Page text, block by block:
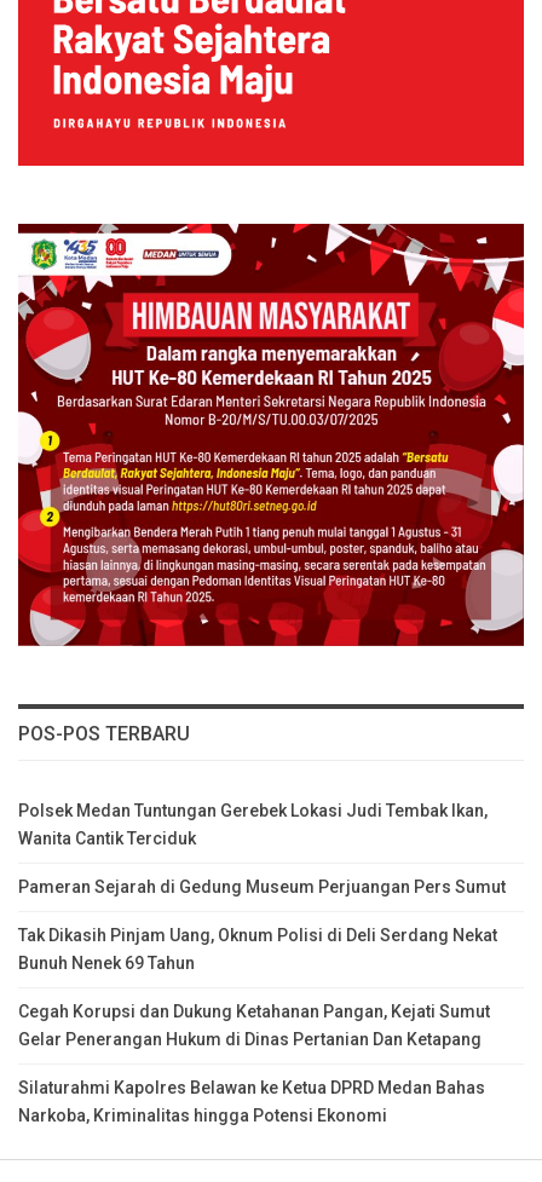
POS-POS TERBARU
Polsek Medan Tuntungan Gerebek Lokasi Judi Tembak Ikan,
Wanita Cantik Terciduk
Pameran Sejarah di Gedung Museum Perjuangan Pers Sumut
Tak Dikasih Pinjam Uang, Oknum Polisi di Deli Serdang Nekat
Bunuh Nenek 69 Tahun
Cegah Korupsi dan Dukung Ketahanan Pangan, Kejati Sumut
Gelar Penerangan Hukum di Dinas Pertanian Dan Ketapang
Silaturahmi Kapolres Belawan ke Ketua DPRD Medan Bahas
Narkoba, Kriminalitas hingga Potensi Ekonomi